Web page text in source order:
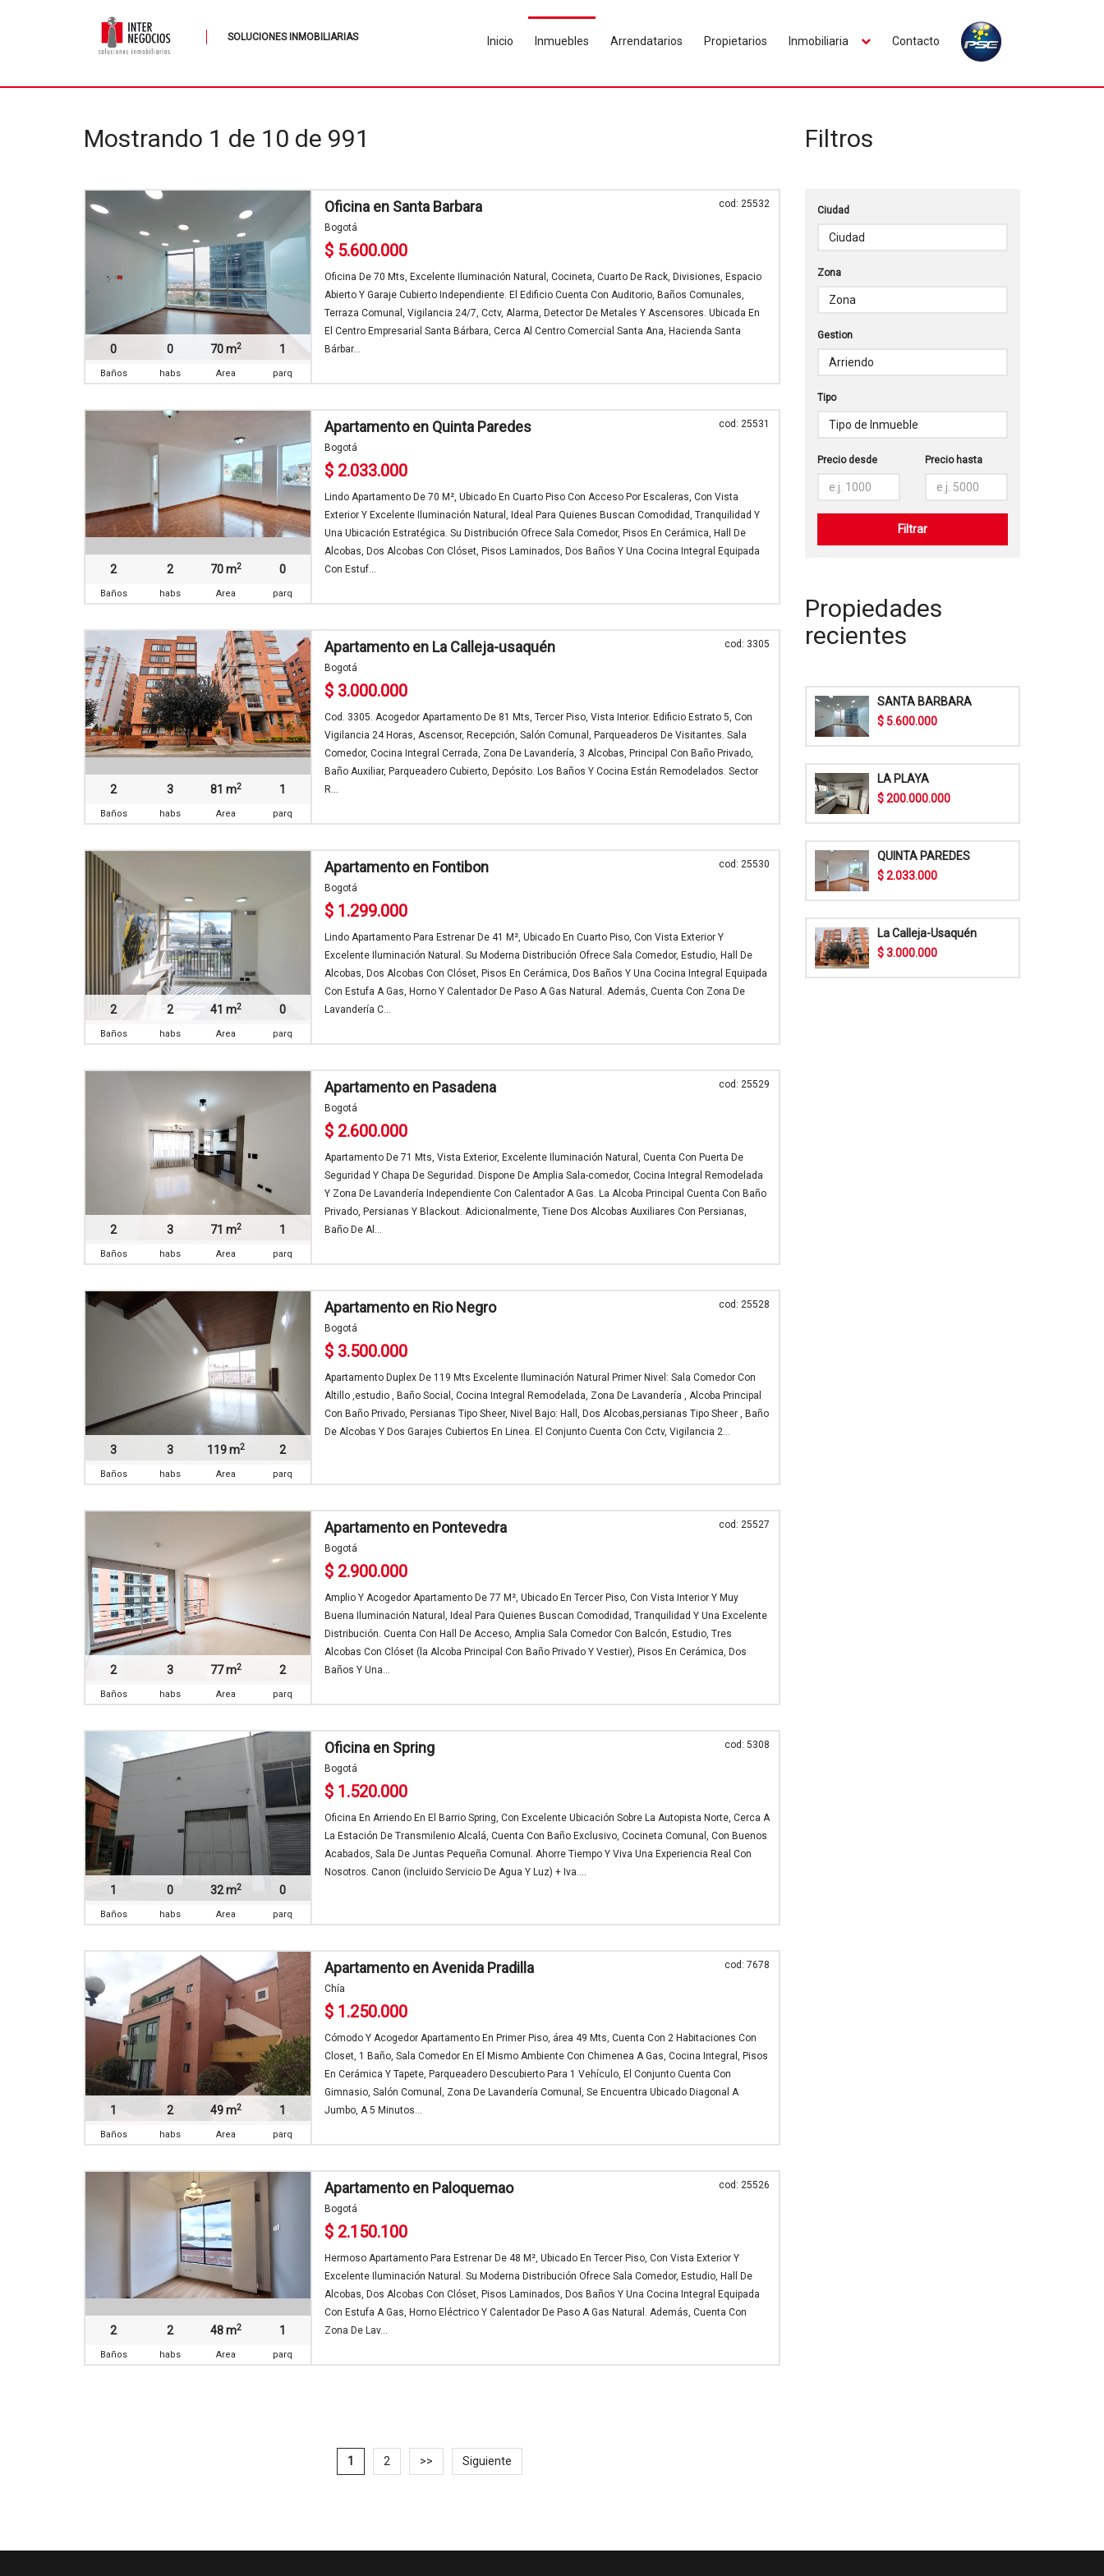
SOLUCIONES INMOBILIARIAS Inicio Inmuebles Arrendatarios Propietarios Inmobiliaria Contacto
Mostrando 1 de 10 de 991
0
Baños
0
habs
70 m2
Area
1
parq
cod: 25532
Oficina en Santa Barbara
Bogotá
$ 5.600.000
Oficina De 70 Mts, Excelente Iluminación Natural, Cocineta, Cuarto De Rack, Divisiones, Espacio
Abierto Y Garaje Cubierto Independiente. El Edificio Cuenta Con Auditorio, Baños Comunales,
Terraza Comunal, Vigilancia 24/7, Cctv, Alarma, Detector De Metales Y Ascensores. Ubicada En
El Centro Empresarial Santa Bárbara, Cerca Al Centro Comercial Santa Ana, Hacienda Santa
Bárbar...
2
Baños
2
habs
70 m2
Area
0
parq
cod: 25531
Apartamento en Quinta Paredes
Bogotá
$ 2.033.000
Lindo Apartamento De 70 M², Ubicado En Cuarto Piso Con Acceso Por Escaleras, Con Vista
Exterior Y Excelente Iluminación Natural, Ideal Para Quienes Buscan Comodidad, Tranquilidad Y
Una Ubicación Estratégica. Su Distribución Ofrece Sala Comedor, Pisos En Cerámica, Hall De
Alcobas, Dos Alcobas Con Clóset, Pisos Laminados, Dos Baños Y Una Cocina Integral Equipada
Con Estuf...
2
Baños
3
habs
81 m2
Area
1
parq
cod: 3305
Apartamento en La Calleja-usaquén
Bogotá
$ 3.000.000
Cod. 3305. Acogedor Apartamento De 81 Mts, Tercer Piso, Vista Interior. Edificio Estrato 5, Con
Vigilancia 24 Horas, Ascensor, Recepción, Salón Comunal, Parqueaderos De Visitantes. Sala
Comedor, Cocina Integral Cerrada, Zona De Lavandería, 3 Alcobas, Principal Con Baño Privado,
Baño Auxiliar, Parqueadero Cubierto, Depósito. Los Baños Y Cocina Están Remodelados. Sector
R...
2
Baños
2
habs
41 m2
Area
0
parq
cod: 25530
Apartamento en Fontibon
Bogotá
$ 1.299.000
Lindo Apartamento Para Estrenar De 41 M², Ubicado En Cuarto Piso, Con Vista Exterior Y
Excelente Iluminación Natural. Su Moderna Distribución Ofrece Sala Comedor, Estudio, Hall De
Alcobas, Dos Alcobas Con Clóset, Pisos En Cerámica, Dos Baños Y Una Cocina Integral Equipada
Con Estufa A Gas, Horno Y Calentador De Paso A Gas Natural. Además, Cuenta Con Zona De
Lavandería C...
2
Baños
3
habs
71 m2
Area
1
parq
cod: 25529
Apartamento en Pasadena
Bogotá
$ 2.600.000
Apartamento De 71 Mts, Vista Exterior, Excelente Iluminación Natural, Cuenta Con Puerta De
Seguridad Y Chapa De Seguridad. Dispone De Amplia Sala-comedor, Cocina Integral Remodelada
Y Zona De Lavandería Independiente Con Calentador A Gas. La Alcoba Principal Cuenta Con Baño
Privado, Persianas Y Blackout. Adicionalmente, Tiene Dos Alcobas Auxiliares Con Persianas,
Baño De Al...
3
Baños
3
habs
119 m2
Area
2
parq
cod: 25528
Apartamento en Rio Negro
Bogotá
$ 3.500.000
Apartamento Duplex De 119 Mts Excelente Iluminación Natural Primer Nivel: Sala Comedor Con
Altillo ,estudio , Baño Social, Cocina Integral Remodelada, Zona De Lavandería , Alcoba Principal
Con Baño Privado, Persianas Tipo Sheer, Nivel Bajo: Hall, Dos Alcobas,persianas Tipo Sheer , Baño
De Alcobas Y Dos Garajes Cubiertos En Linea. El Conjunto Cuenta Con Cctv, Vigilancia 2...
2
Baños
3
habs
77 m2
Area
2
parq
cod: 25527
Apartamento en Pontevedra
Bogotá
$ 2.900.000
Amplio Y Acogedor Apartamento De 77 M², Ubicado En Tercer Piso, Con Vista Interior Y Muy
Buena Iluminación Natural, Ideal Para Quienes Buscan Comodidad, Tranquilidad Y Una Excelente
Distribución. Cuenta Con Hall De Acceso, Amplia Sala Comedor Con Balcón, Estudio, Tres
Alcobas Con Clóset (la Alcoba Principal Con Baño Privado Y Vestier), Pisos En Cerámica, Dos
Baños Y Una...
1
Baños
0
habs
32 m2
Area
0
parq
cod: 5308
Oficina en Spring
Bogotá
$ 1.520.000
Oficina En Arriendo En El Barrio Spring, Con Excelente Ubicación Sobre La Autopista Norte, Cerca A
La Estación De Transmilenio Alcalá, Cuenta Con Baño Exclusivo, Cocineta Comunal, Con Buenos
Acabados, Sala De Juntas Pequeña Comunal. Ahorre Tiempo Y Viva Una Experiencia Real Con
Nosotros. Canon (incluido Servicio De Agua Y Luz) + Iva....
1
Baños
2
habs
49 m2
Area
1
parq
cod: 7678
Apartamento en Avenida Pradilla
Chía
$ 1.250.000
Cómodo Y Acogedor Apartamento En Primer Piso, área 49 Mts, Cuenta Con 2 Habitaciones Con
Closet, 1 Baño, Sala Comedor En El Mismo Ambiente Con Chimenea A Gas, Cocina Integral, Pisos
En Cerámica Y Tapete, Parqueadero Descubierto Para 1 Vehículo, El Conjunto Cuenta Con
Gimnasio, Salón Comunal, Zona De Lavandería Comunal, Se Encuentra Ubicado Diagonal A
Jumbo, A 5 Minutos...
2
Baños
2
habs
48 m2
Area
1
parq
cod: 25526
Apartamento en Paloquemao
Bogotá
$ 2.150.100
Hermoso Apartamento Para Estrenar De 48 M², Ubicado En Tercer Piso, Con Vista Exterior Y
Excelente Iluminación Natural. Su Moderna Distribución Ofrece Sala Comedor, Estudio, Hall De
Alcobas, Dos Alcobas Con Clóset, Pisos Laminados, Dos Baños Y Una Cocina Integral Equipada
Con Estufa A Gas, Horno Eléctrico Y Calentador De Paso A Gas Natural. Además, Cuenta Con
Zona De Lav...
1 2 >> Siguiente
Filtros
Ciudad
Zona
Gestion
Tipo
Precio desde Precio hasta
Propiedades
recientes
SANTA BARBARA
$ 5.600.000
LA PLAYA
$ 200.000.000
QUINTA PAREDES
$ 2.033.000
La Calleja-Usaquén
$ 3.000.000